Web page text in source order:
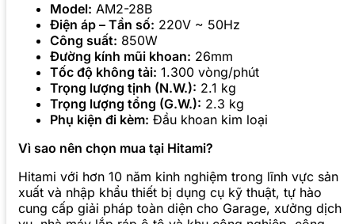
Model: AM2-28B
Điện áp – Tần số: 220V ~ 50Hz
Công suất: 850W
Đường kính mũi khoan: 26mm
Tốc độ không tải: 1.300 vòng/phút
Trọng lượng tịnh (N.W.): 2.1 kg
Trọng lượng tổng (G.W.): 2.3 kg
Phụ kiện đi kèm: Đầu khoan kim loại
Vì sao nên chọn mua tại Hitami?
Hitami với hơn 10 năm kinh nghiệm trong lĩnh vực sản
xuất và nhập khẩu thiết bị dụng cụ kỹ thuật, tự hào
cung cấp giải pháp toàn diện cho Garage, xưởng dịch